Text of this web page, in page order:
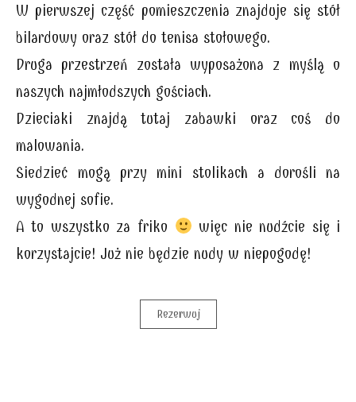
W pierwszej część pomieszczenia znajduje się stół
bilardowy oraz stół do tenisa stołowego.
Druga przestrzeń została wyposażona z myślą o
naszych najmłodszych gościach.
Dzieciaki znajdą tutaj zabawki oraz coś do
malowania.
Siedzieć mogą przy mini stolikach a dorośli na
wygodnej sofie.
A to wszystko za friko
więc nie nudźcie się i
korzystajcie! Już nie będzie nudy w niepogodę!
Rezerwuj